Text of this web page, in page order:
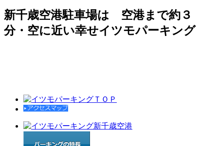
新千歳空港駐車場は 空港まで約３
分・空に近い幸せイツモパーキング